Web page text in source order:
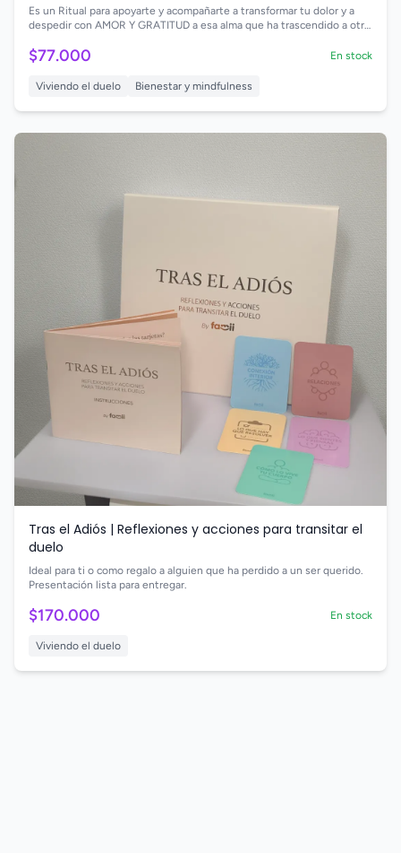
Es un Ritual para apoyarte y acompañarte a transformar tu dolor y a
despedir con AMOR Y GRATITUD a esa alma que ha trascendido a otro
$77.000 En stock
Viviendo el duelo Bienestar y mindfulness
Tras el Adiós | Reflexiones y acciones para transitar el
duelo
Ideal para ti o como regalo a alguien que ha perdido a un ser querido.
Presentación lista para entregar.
$170.000 En stock
Viviendo el duelo